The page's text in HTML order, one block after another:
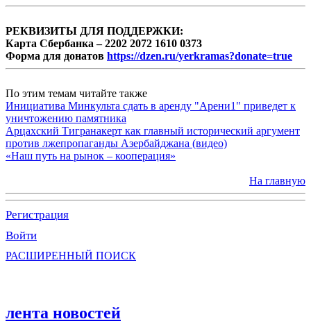
РЕКВИЗИТЫ ДЛЯ ПОДДЕРЖКИ:
Карта Сбербанка – 2202 2072 1610 0373
Форма для донатов https://dzen.ru/yerkramas?donate=true
По этим темам читайте также
Инициатива Минкульта сдать в аренду "Арени1" приведет к
уничтожению памятника
Арцахский Тигранакерт как главный исторический аргумент
против лжепропаганды Азербайджана (видео)
«Наш путь на рынок – кооперация»
На главную
Регистрация
Войти
РАСШИРЕННЫЙ ПОИСК
лента новостей